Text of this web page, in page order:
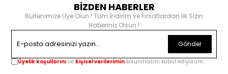
BİZDEN HABERLER
Bültenimize Üye Olun ! Tüm İndirim ve Fırsatlardan İlk Sizin
Haberiniz Olsun !
Gönder
Üyelik koşullarını ve kişisel verilerimin korunmasını kabul ediyorum.